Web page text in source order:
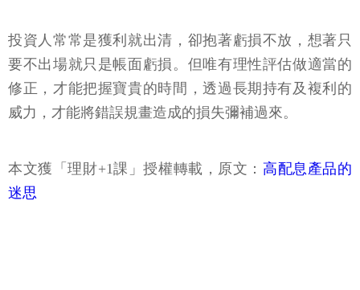
投資人常常是獲利就出清，卻抱著虧損不放，想著只
要不出場就只是帳面虧損。但唯有理性評估做適當的
修正，才能把握寶貴的時間，透過長期持有及複利的
威力，才能將錯誤規畫造成的損失彌補過來。
本文獲「理財+1課」授權轉載，原文：高配息產品的
迷思